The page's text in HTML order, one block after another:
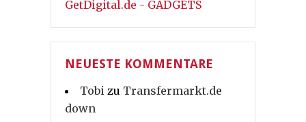
GetDigital.de - GADGETS
NEUESTE KOMMENTARE
Tobi zu Transfermarkt.de
down